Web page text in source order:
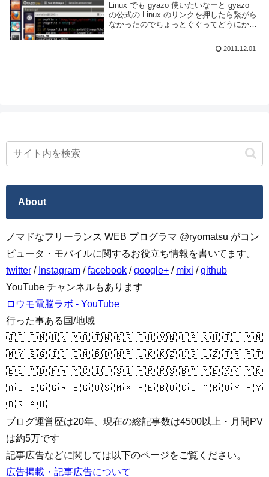
Linux でも gyazo 使いたいなーと gyazo
の公式の Linux のリンクを押したら繋がら
なかったのでちょっとぐぐってどうにかし
なるかはわからないけど今使えるから良い
2011.12.01
About
ノマドなフリーランス WEB プログラマ @ryomatsu がコン
ピュータ・モバイルに関するお役立ち情報を書いてます。
twitter / Instagram /facebook /google+ / mixi /github
YouTube チャンネルもあります
ロウモ電脳ラボ - YouTube
行った事ある国/地域
🇯🇵 🇨🇳 🇭🇰 🇲🇴 🇹🇼 🇰🇷 🇵🇭 🇻🇳 🇱🇦 🇰🇭 🇹🇭 🇲🇲
🇲🇾 🇸🇬 🇮🇩 🇮🇳 🇧🇩 🇳🇵 🇱🇰 🇰🇿 🇰🇬 🇺🇿 🇹🇷 🇵🇹
🇪🇸 🇦🇩 🇫🇷 🇲🇨 🇮🇹 🇸🇮 🇭🇷 🇷🇸 🇧🇦 🇲🇪 🇽🇰 🇲🇰
🇦🇱 🇧🇬 🇬🇷 🇪🇬 🇺🇸 🇲🇽 🇵🇪 🇧🇴 🇨🇱 🇦🇷 🇺🇾 🇵🇾
🇧🇷 🇦🇺
ブログ運営歴は20年、現在の総記事数は4500以上・月間PV
は約5万です
記事広告などに関しては以下のページをご覧ください。
広告掲載・記事広告について